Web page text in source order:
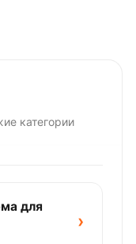
категории
для
›